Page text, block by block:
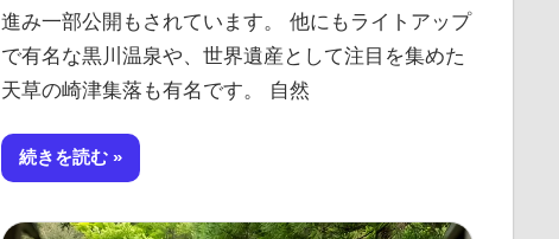
進み一部公開もされています。 他にもライトアップ
で有名な黒川温泉や、世界遺産として注目を集めた
天草の崎津集落も有名です。 自然
続きを読む